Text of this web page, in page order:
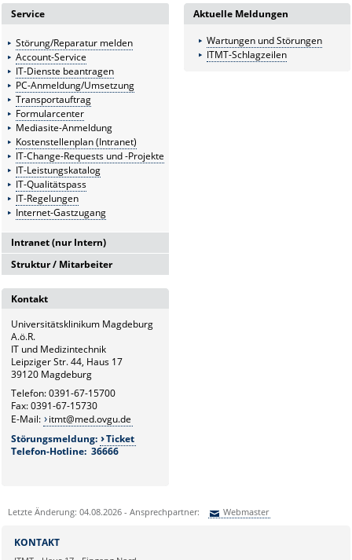
Aktuelle Meldungen
Wartungen und Störungen
ITMT-Schlagzeilen
Service
Störung/Reparatur melden
Account-Service
IT-Dienste beantragen
PC-Anmeldung/Umsetzung
Transportauftrag
Formularcenter
Mediasite-Anmeldung
Kostenstellenplan (Intranet)
IT-Change-Requests und -Projekte
IT-Leistungskatalog
IT-Qualitätspass
IT-Regelungen
Internet-Gastzugang
Intranet (nur Intern)
Intranetserver
Struktur / Mitarbeiter
G6
G6.1
Medizintechnik
G6.2
Hardware- und Service-
Management
Netzwerk und Kommunikation
Klinische und
Kontakt
Universitätsklinikum Magdeburg
A.ö.R.
IT und Medizintechnik
Leipziger Str. 44, Haus 17
39120 Magdeburg
Telefon: 0391-67-15700
Fax: 0391-67-15730
E-Mail:
itmt@med.ovgu.de
Störungsmeldung:
Ticket
Telefon-Hotline: 36666
Letzte Änderung: 04.08.2026 - Ansprechpartner: Webmaster
Ihre E-Mailadresse:
KONTAKT